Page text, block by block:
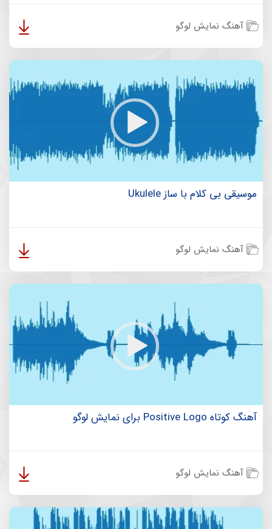
آهنگ نمایش لوگو
موسیقی بی کلام با ساز Ukulele
آهنگ نمایش لوگو
آهنگ کوتاه Positive Logo برای نمایش لوگو
آهنگ نمایش لوگو